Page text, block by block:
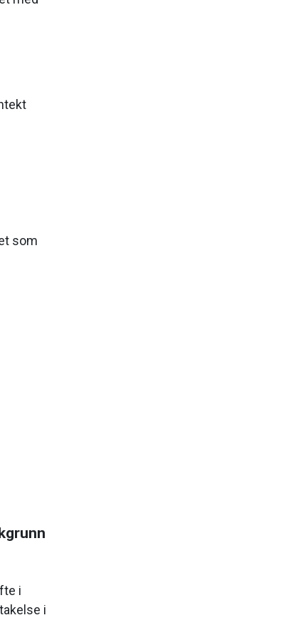
som
i
i